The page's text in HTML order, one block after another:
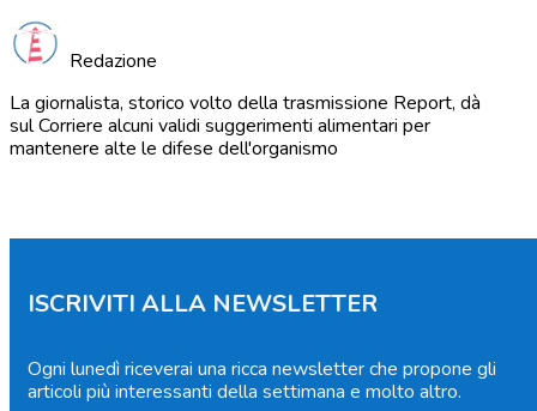
Redazione
La giornalista, storico volto della trasmissione Report, dà
sul Corriere alcuni validi suggerimenti alimentari per
mantenere alte le difese dell'organismo
ISCRIVITI ALLA NEWSLETTER
Ogni lunedì riceverai una ricca newsletter che propone gli
articoli più interessanti della settimana e molto altro.